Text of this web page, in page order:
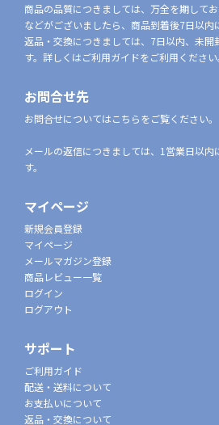
商品の品質につきましては、万全を期して
などがございましたら、商品到着後7日以内
返品・交換につきましては、7日以内、未開
す。詳しくはご利用ガイドをご利用ください
お問合せ先
お問合せについてはこちらをご覧ください。
メールの返信につきましては、1営業日以内
す。
マイページ
新規会員登録
マイページ
メールマガジン登録
商品レビュー一覧
ログイン
ログアウト
サポート
ご利用ガイド
配送・送料について
お支払いについて
返品・交換について